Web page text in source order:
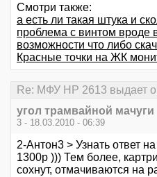
Смотри также:
а есть ли такая штука и
проблема с винтом вроде
возможности что либо
Красные точки на ЖК
Re: МФУ HP 2613 выдает
угол трамвайной мачуги
3 - 18.03.2010 - 06:39
2-Антон3 > Узнать ответ
1300р ))) Тем более,
сохнут, отмачиваются на